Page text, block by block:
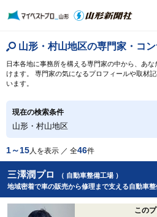
山形・村山地区の専門家・コ
日本各地に事務所を構える専門家の中から、あ
けます。 専門家の気になるプロフィールや取材
います。
現在の検索条件
山形・村山地区
1～15人を表示 ／ 全46件
三澤潤プロ
（ 自動車整備工場 ）
地域密着で車の販売から修理まで支える自動車整
この